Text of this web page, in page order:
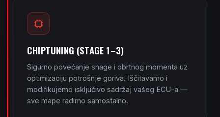
CHIPTUNING (STAGE 1–3)
Sigurno povećanje snage i obrtnog momenta uz
optimizaciju potrošnje goriva. Iščitavamo i
modifikujemo isključivo sadržaj vašeg ECU-a —
sve mape radimo samostalno.